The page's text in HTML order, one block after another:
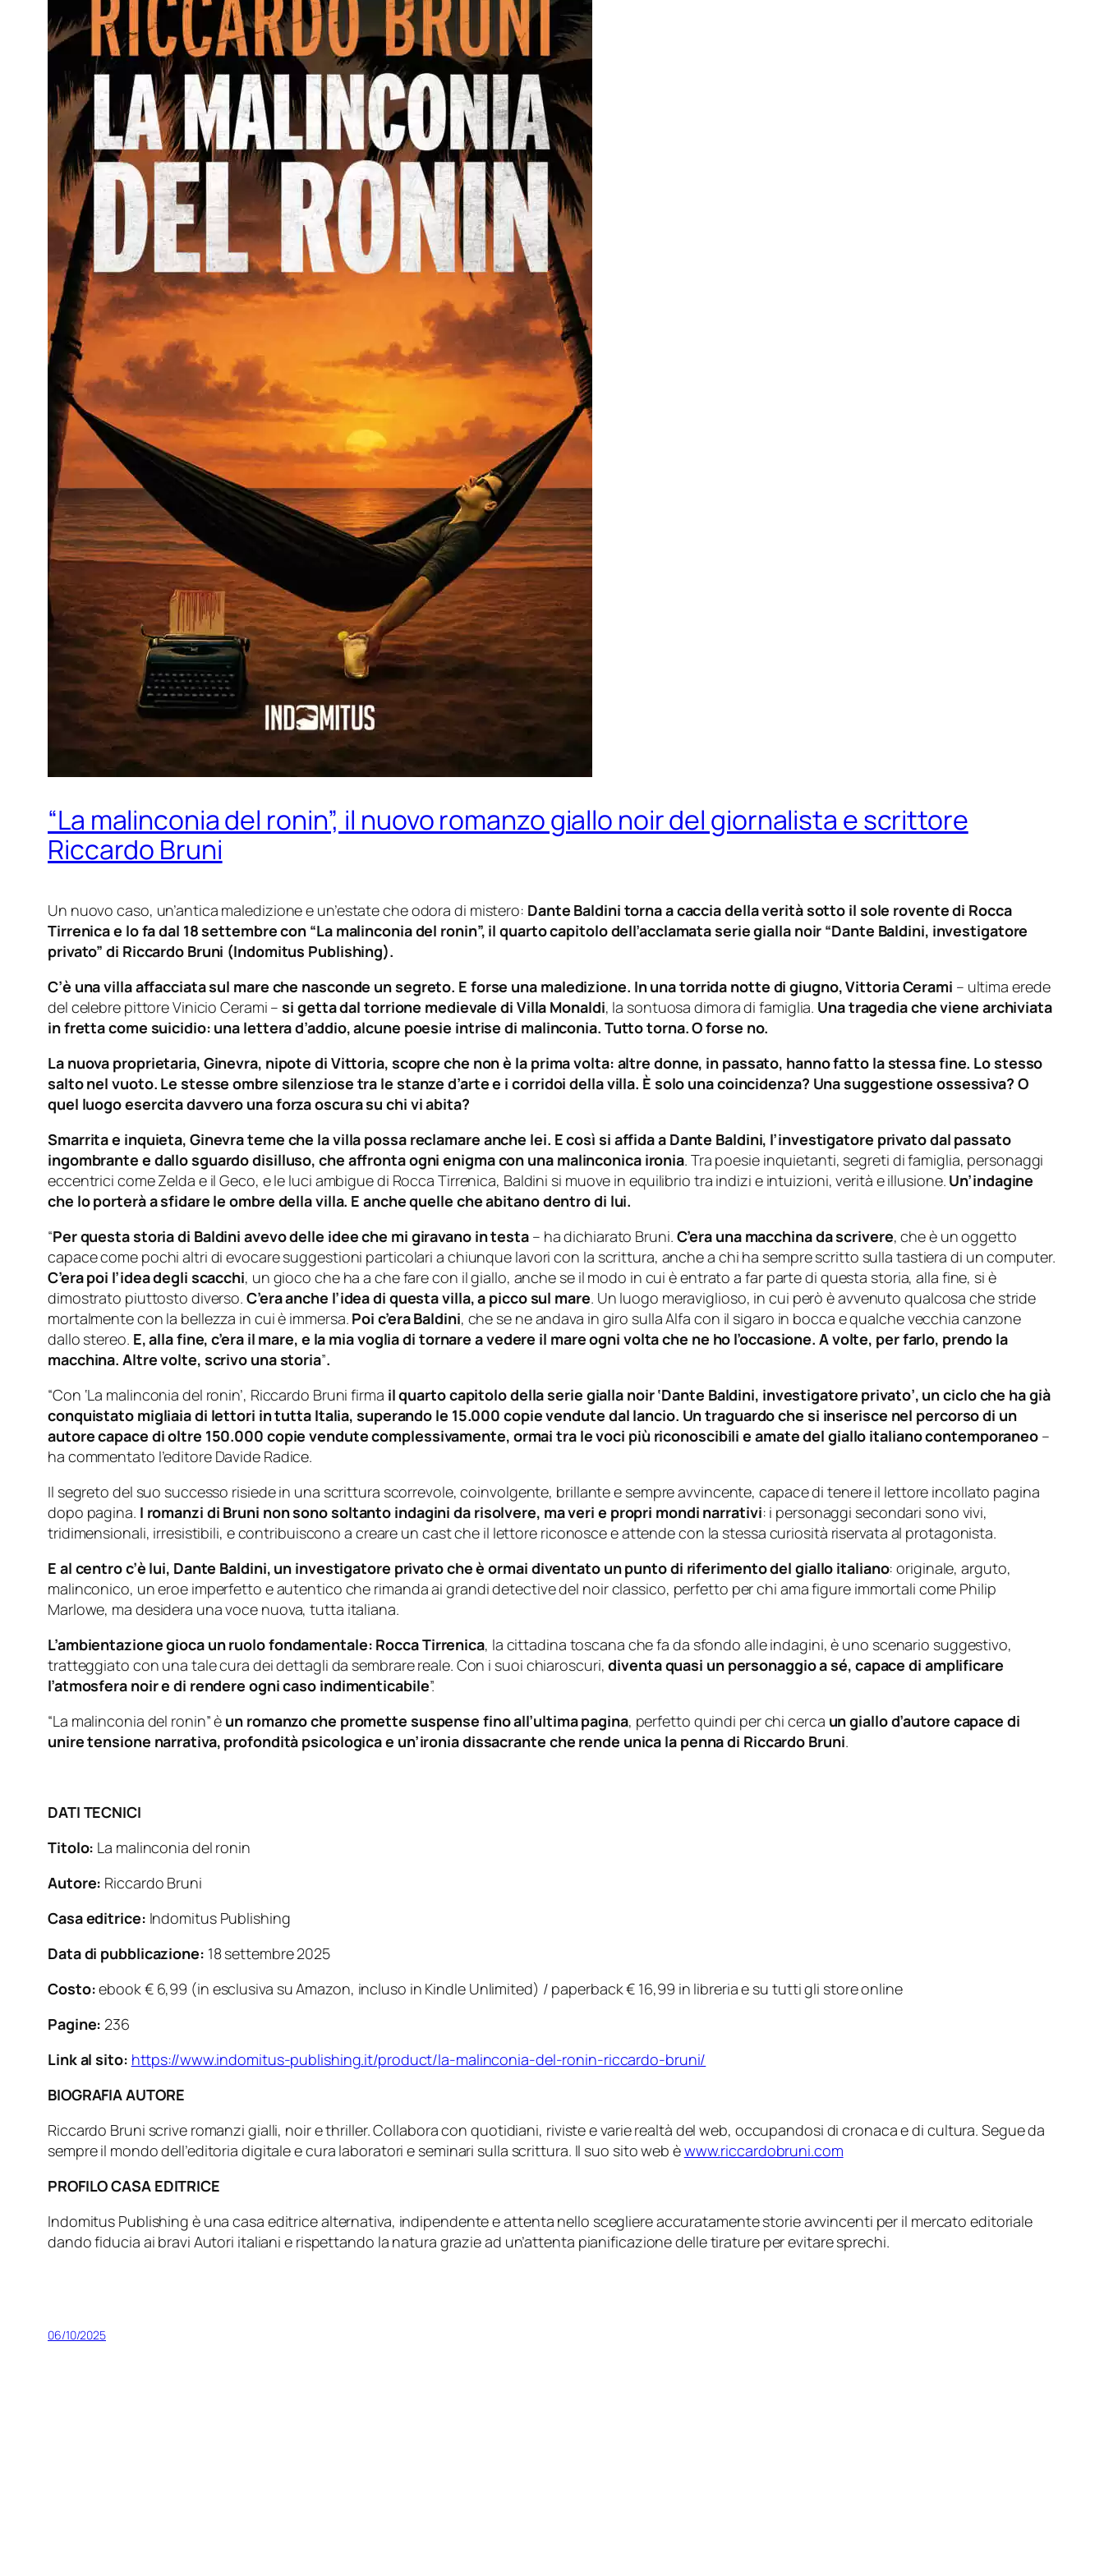
“La malinconia del ronin”, il nuovo romanzo giallo noir del giornalista e scrittore
Riccardo Bruni
Un nuovo caso, un’antica maledizione e un’estate che odora di mistero: Dante Baldini torna a caccia della verità sotto il sole rovente di Rocca
Tirrenica e lo fa dal 18 settembre con “La malinconia del ronin”, il quarto capitolo dell’acclamata serie gialla noir “Dante Baldini, investigatore
privato” di Riccardo Bruni (Indomitus Publishing).
C’è una villa affacciata sul mare che nasconde un segreto. E forse una maledizione. In una torrida notte di giugno, Vittoria Cerami – ultima erede
del celebre pittore Vinicio Cerami –si getta dal torrione medievale di Villa Monaldi, la sontuosa dimora di famiglia. Una tragedia che viene archiviata
in fretta come suicidio: una lettera d’addio, alcune poesie intrise di malinconia. Tutto torna. O forse no.
La nuova proprietaria, Ginevra, nipote di Vittoria, scopre che non è la prima volta: altre donne, in passato, hanno fatto la stessa fine. Lo stesso
salto nel vuoto. Le stesse ombre silenziose tra le stanze d’arte e i corridoi della villa. È solo una coincidenza? Una suggestione ossessiva? O
quel luogo esercita davvero una forza oscura su chi vi abita?
Smarrita e inquieta, Ginevra teme che la villa possa reclamare anche lei. E così si affida a Dante Baldini, l’investigatore privato dal passato
ingombrante e dallo sguardo disilluso, che affronta ogni enigma con una malinconica ironia. Tra poesie inquietanti, segreti di famiglia, personaggi
eccentrici come Zelda e il Geco, e le luci ambigue di Rocca Tirrenica, Baldini si muove in equilibrio tra indizi e intuizioni, verità e illusione. Un’indagine
che lo porterà a sfidare le ombre della villa. E anche quelle che abitano dentro di lui.
“Per questa storia di Baldini avevo delle idee che mi giravano in testa– ha dichiarato Bruni. C’era una macchina da scrivere, che è un oggetto
capace come pochi altri di evocare suggestioni particolari a chiunque lavori con la scrittura, anche a chi ha sempre scritto sulla tastiera di un computer.
C’era poi l’idea degli scacchi, un gioco che ha a che fare con il giallo, anche se il modo in cui è entrato a far parte di questa storia, alla fine, si è
dimostrato piuttosto diverso. C’era anche l’idea di questa villa, a picco sul mare. Un luogo meraviglioso, in cui però è avvenuto qualcosa che stride
mortalmente con la bellezza in cui è immersa. Poi c’era Baldini, che se ne andava in giro sulla Alfa con il sigaro in bocca e qualche vecchia canzone
dallo stereo. E, alla fine, c’era il mare, e la mia voglia di tornare a vedere il mare ogni volta che ne ho l’occasione. A volte, per farlo, prendo la
macchina. Altre volte, scrivo una storia”.
“Con ‘La malinconia del ronin’, Riccardo Bruni firma il quarto capitolo della serie gialla noir ‘Dante Baldini, investigatore privato’, un ciclo che ha già
conquistato migliaia di lettori in tutta Italia, superando le 15.000 copie vendute dal lancio. Un traguardo che si inserisce nel percorso di un
autore capace di oltre 150.000 copie vendute complessivamente, ormai tra le voci più riconoscibili e amate del giallo italiano contemporaneo –
ha commentato l’editore Davide Radice.
Il segreto del suo successo risiede in una scrittura scorrevole, coinvolgente, brillante e sempre avvincente, capace di tenere il lettore incollato pagina
dopo pagina. I romanzi di Bruni non sono soltanto indagini da risolvere, ma veri e propri mondi narrativi: i personaggi secondari sono vivi,
tridimensionali, irresistibili, e contribuiscono a creare un cast che il lettore riconosce e attende con la stessa curiosità riservata al protagonista.
E al centro c’è lui, Dante Baldini, un investigatore privato che è ormai diventato un punto di riferimento del giallo italiano: originale, arguto,
malinconico, un eroe imperfetto e autentico che rimanda ai grandi detective del noir classico, perfetto per chi ama figure immortali come Philip
Marlowe, ma desidera una voce nuova, tutta italiana.
L’ambientazione gioca un ruolo fondamentale: Rocca Tirrenica, la cittadina toscana che fa da sfondo alle indagini, è uno scenario suggestivo,
tratteggiato con una tale cura dei dettagli da sembrare reale. Con i suoi chiaroscuri,diventa quasi un personaggio a sé, capace di amplificare
l’atmosfera noir e di rendere ogni caso indimenticabile”.
“La malinconia del ronin” è un romanzo che promette suspense fino all’ultima pagina, perfetto quindi per chi cerca un giallo d’autore capace di
unire tensione narrativa, profondità psicologica e un’ironia dissacrante che rende unica la penna di Riccardo Bruni.
DATI TECNICI
Titolo: La malinconia del ronin
Autore: Riccardo Bruni
Casa editrice: Indomitus Publishing
Data di pubblicazione: 18 settembre 2025
Costo:ebook € 6,99 (in esclusiva su Amazon, incluso in Kindle Unlimited) / paperback € 16,99 in libreria e su tutti gli store online
Pagine: 236
Link al sito: https://www.indomitus-publishing.it/product/la-malinconia-del-ronin-riccardo-bruni/
BIOGRAFIA AUTORE
Riccardo Bruni scrive romanzi gialli, noir e thriller. Collabora con quotidiani, riviste e varie realtà del web, occupandosi di cronaca e di cultura. Segue da
sempre il mondo dell’editoria digitale e cura laboratori e seminari sulla scrittura. Il suo sito web èwww.riccardobruni.com
PROFILO CASA EDITRICE
Indomitus Publishing è una casa editrice alternativa, indipendente e attenta nello scegliere accuratamente storie avvincenti per il mercato editoriale
dando fiducia ai bravi Autori italiani e rispettando la natura grazie ad un’attenta pianificazione delle tirature per evitare sprechi.
06/10/2025